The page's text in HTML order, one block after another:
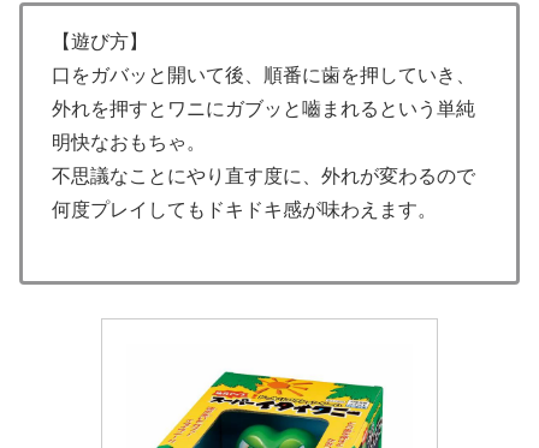
【遊び方】
口をガバッと開いて後、順番に歯を押していき、
外れを押すとワニにガブッと嚙まれるという単純
明快なおもちゃ。
不思議なことにやり直す度に、外れが変わるので
何度プレイしてもドキドキ感が味わえます。